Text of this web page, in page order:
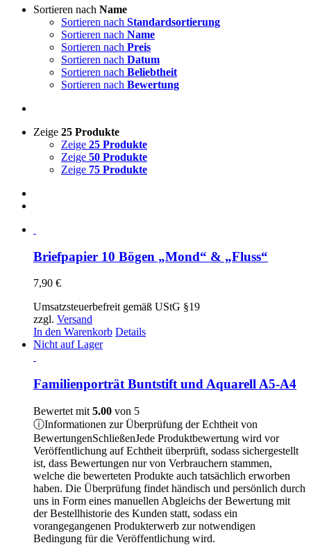
Sortieren nach Name
Sortieren nach Standardsortierung
Sortieren nach Name
Sortieren nach Preis
Sortieren nach Datum
Sortieren nach Beliebtheit
Sortieren nach Bewertung
Zeige 25 Produkte
Zeige 25 Produkte
Zeige 50 Produkte
Zeige 75 Produkte
Briefpapier 10 Bögen „Mond“ & „Fluss“
7,90 €
Umsatzsteuerbefreit gemäß UStG §19
zzgl. Versand
In den Warenkorb Details
Nicht auf Lager
Familienporträt Buntstift und Aquarell A5-A4
Bewertet mit 5.00 von 5
ⓘInformationen zur Überprüfung der Echtheit von
BewertungenSchließenJede Produktbewertung wird vor
Veröffentlichung auf Echtheit überprüft, sodass sichergestellt
ist, dass Bewertungen nur von Verbrauchern stammen,
welche die bewerteten Produkte auch tatsächlich erworben
haben. Die Überprüfung findet händisch und persönlich durch
uns in Form eines manuellen Abgleichs der Bewertung mit
der Bestellhistorie des Kunden statt, sodass ein
vorangegangenen Produkterwerb zur notwendigen
Bedingung für die Veröffentlichung wird.